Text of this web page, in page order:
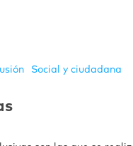
Social y ciudadana